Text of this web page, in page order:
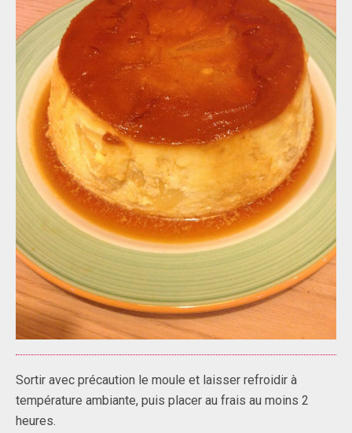
Sortir avec précaution le moule et laisser refroidir à
température ambiante, puis placer au frais au moins 2
heures.